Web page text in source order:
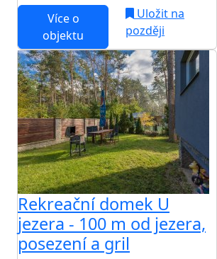
Více o
objektu
Uložit na
později
Rekreační domek U
jezera - 100 m od jezera,
posezení a gril